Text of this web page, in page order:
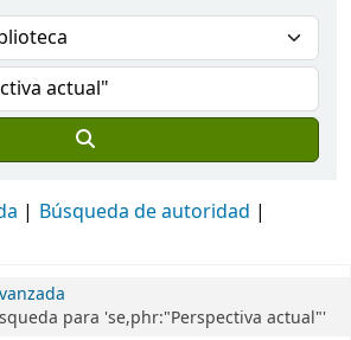
Búsqueda de autoridad
para 'se,phr:"Perspectiva actual"'